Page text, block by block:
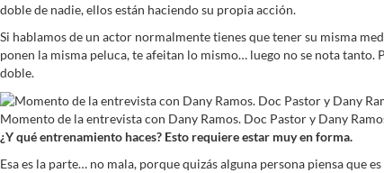
doble de nadie, ellos están haciendo su propia acción.
Si hablamos de un actor normalmente tienes que tener su misma
ponen la misma peluca, te afeitan lo mismo… luego no se nota tanto.
doble.
Momento de la entrevista con Dany Ramos. Doc Pastor y Dany
¿Y qué entrenamiento haces? Esto requiere estar muy en forma.
Esa es la parte… no mala, porque quizás alguna persona piensa que